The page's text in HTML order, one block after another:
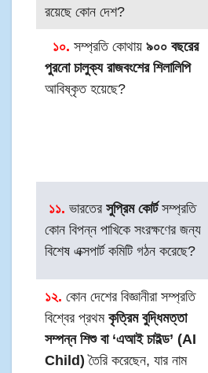
রয়েছে কোন দেশ?
১০. সম্প্রতি কোথায় ৯০০ বছরের
পুরনো চালুক্য রাজবংশের শিলালিপি
আবিষ্কৃত হয়েছে?
১১. ভারতেরসুপ্রিম কোর্টসম্প্রতি
কোন বিপন্ন পাখিকে সংরক্ষণের জন্য
বিশেষ এক্সপার্ট কমিটি গঠন করেছে?
১২. কোন দেশের বিজ্ঞানীরা সম্প্রতি
বিশ্বের প্রথমকৃত্রিম বুদ্ধিমত্তা
সম্পন্ন শিশু বা ‘এআই চাইল্ড’ (AI
Child) তৈরি করেছেন, যার নাম